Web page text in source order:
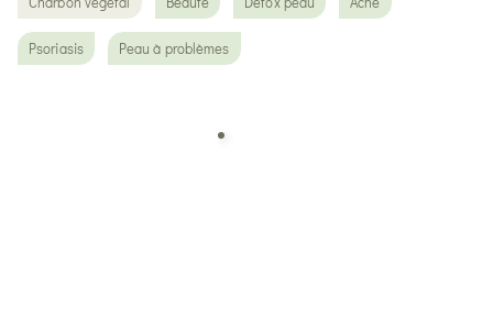
Psoriasis Peau à problèmes